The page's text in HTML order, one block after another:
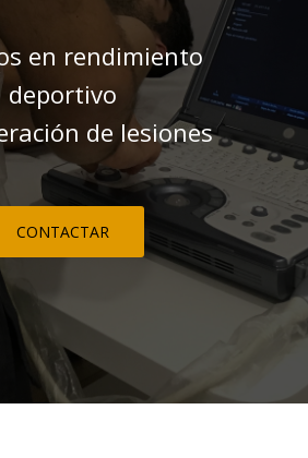
en rendimiento
deportivo
de lesiones
CONTACTAR